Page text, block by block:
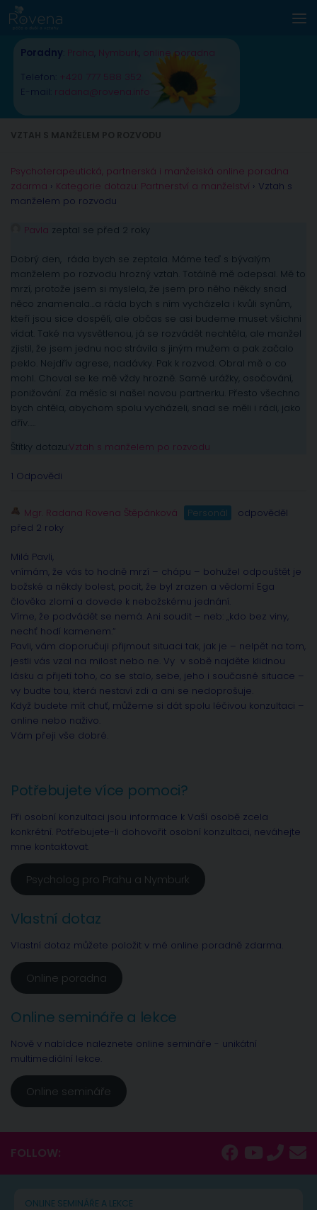
Skip to content
Poradny Praha Nymburk online poradna
Telefon: +420 777 588 352
E-mail: radana@rovena.info
Psychoterapeutická, partnerská i manželská online poradna
zdarma › Kategorie dotazu: Partnerství a manželství › Vztah s
manželem po rozvodu
Pavla zeptal se před 2 roky
Dobrý den, ráda bych se zeptala. Máme teď s bývalým
manželem po rozvodu hrozný vztah. Totálně mě odepsal. Mě to
mrzí, protože jsem si myslela, že jsem pro něho někdy snad
něco znamenala…a ráda bych s ním vycházela i kvůli synům,
kteří jsou sice dospělí, ale občas se asi budeme muset všichni
vídat. Také na vysvětlenou, já se rozvádět nechtěla, ale manžel
zjistil, že jsem jednu noc strávila s jiným mužem a pak začalo
peklo. Nejdřív agrese, nadávky. Pak k rozvod. Obral mě o co
mohl. Choval se ke mě vždy hrozně. Samé urážky, osočování,
ponižování. Za měsíc si našel novou partnerku. Přesto všechno
bych chtěla, abychom spolu vycházeli, snad se měli i rádi, jako
dřív…..
Štítky dotazu: Vztah s manželem po rozvodu
1 Odpovědi
Mgr. Radana Rovena Štěpánková Personál
odpověděl
před 2 roky
Milá Pavli,
vnímám, že vás to hodně mrzí – chápu – bohužel odpouštět je
božské a někdy bolest, pocit, že byl zrazen a vědomí Ega
člověka zlomí a dovede k nebožskému jednání.
Víme, že podvádět se nemá. Ani soudit – neb: „kdo bez viny,
nechť hodí kamenem.“
Pavli, vám doporučuji přijmout situaci tak, jak je – nelpět na tom,
jestli vás vzal na milost nebo ne. Vy v sobě najděte klidnou
lásku a přijetí toho, co se stalo, sebe, jeho i současné situace –
vy budte tou, která nestaví zdi a ani se nedoprošuje.
Když budete mít chuť, můžeme si dát spolu léčivou konzultaci –
online nebo naživo.
Vám přeji vše dobré.
Potřebujete více pomoci?
Při osobní konzultaci jsou informace k Vaší osobě zcela
konkrétní. Potřebujete-li dohovořit osobní konzultaci, neváhejte
mne kontaktovat.
Psycholog pro Prahu a Nymburk
Vlastní dotaz
Vlastní dotaz můžete položit v mé online poradně zdarma.
Online poradna
Online semináře a lekce
Nově v nabídce naleznete online semináře - unikátní
multimediální lekce.
Online semináře
FOLLOW:
ONLINE SEMINÁŘE A LEKCE